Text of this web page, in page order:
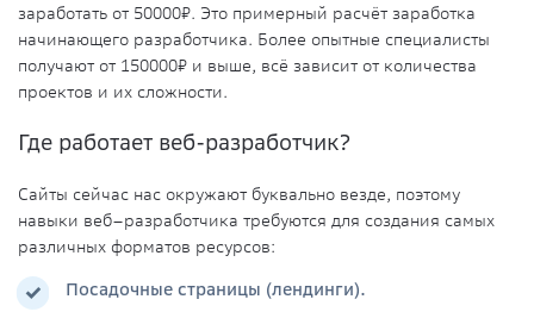
заработать от 50000₽. Это примерный расчёт заработка
начинающего разработчика. Более опытные специалисты
получают от 150000₽ и выше, всё зависит от количества
проектов и их сложности.
Где работает веб-разработчик?
Сайты сейчас нас окружают буквально везде, поэтому
навыки веб–разработчика требуются для создания самых
различных форматов ресурсов:
Посадочные страницы (лендинги).